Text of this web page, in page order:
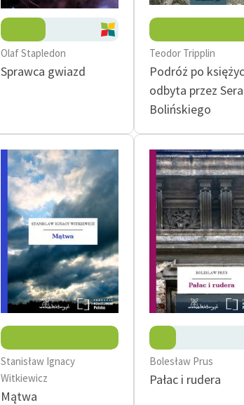
Olaf Stapledon
Sprawca gwiazd
Teodor Tripplin
Podróż po
odbyta przez
Bolińskiego
Stanisław Ignacy
Witkiewicz
Mątwa
Bolesław Prus
Pałac i rudera